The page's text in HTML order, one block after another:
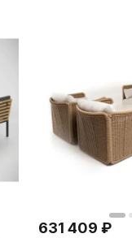
631 409 ₽